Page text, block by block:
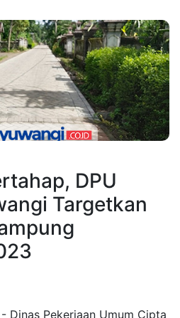
DPU
Targetkan
Dinas Pekerjaan Umum Cipta